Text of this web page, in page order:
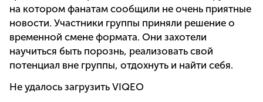
на котором фанатам сообщили не очень приятные
новости. Участники группы приняли решение о
временной смене формата. Они захотели
научиться быть порознь, реализовать свой
потенциал вне группы, отдохнуть и найти себя.
Не удалось загрузить VIQEO